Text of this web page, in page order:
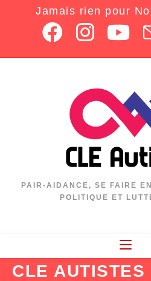
Jamais rien pour
PAIR-AIDANCE, SE FAIRE
POLITIQUE ET
CLE AUTISTES